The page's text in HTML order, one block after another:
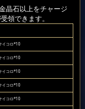
晶石以上をチャージ
領できます。
イコロ*10
イコロ*10
イコロ*10
イコロ*10
イコロ*10